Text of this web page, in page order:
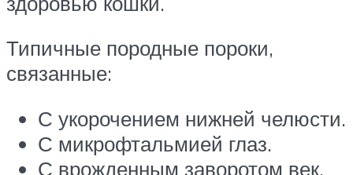
Типичные породные пороки,
связанные:
С укорочением нижней челюсти.
С микрофтальмией глаз.
С врожденным заворотом век.